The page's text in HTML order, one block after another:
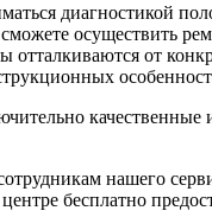
диагностикой
осуществить
от
нашего
бесплатно